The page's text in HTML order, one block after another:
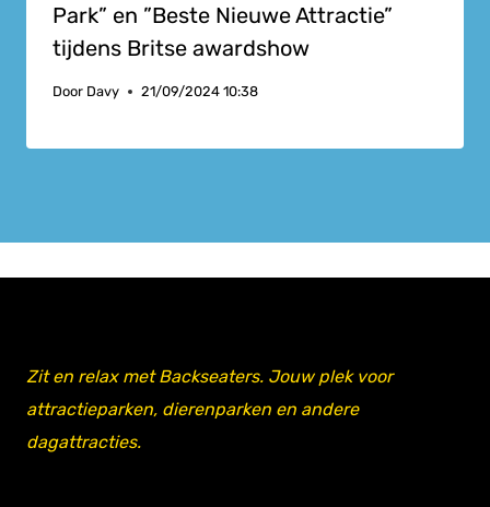
Park” en ”Beste Nieuwe Attractie”
tijdens Britse awardshow
Door Davy 21/09/2024 10:38
Zit en relax met Backseaters. Jouw plek voor
attractieparken, dierenparken en andere
dagattracties.